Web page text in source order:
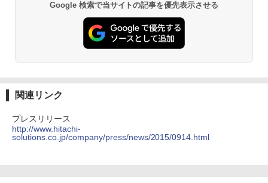
Google 検索で当サイトの記事を優先表示させる
関連リンク
プレスリリース
http://www.hitachi-
solutions.co.jp/company/press/news/2015/0914.html